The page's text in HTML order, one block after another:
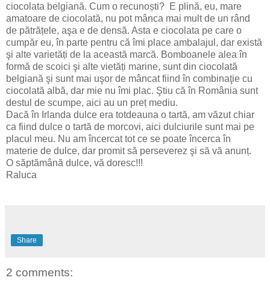
ciocolata belgiană. Cum o recunoști? E plină, eu, mare
amatoare de ciocolată, nu pot mânca mai mult de un rând
de pătrățele, aşa e de densă. Asta e ciocolata pe care o
cumpăr eu, în parte pentru că îmi place ambalajul, dar există
şi alte varietăți de la această marcă. Bomboanele alea în
formă de scoici şi alte vietăți marine, sunt din ciocolată
belgiană şi sunt mai uşor de mâncat fiind în combinaţie cu
ciocolată albă, dar mie nu îmi plac. Ştiu că în România sunt
destul de scumpe, aici au un preț mediu.
Dacă în Irlanda dulce era totdeauna o tartă, am văzut chiar
ca fiind dulce o tartă de morcovi, aici dulciurile sunt mai pe
placul meu. Nu am încercat tot ce se poate încerca în
materie de dulce, dar promit să perseverez şi să vă anunț.
O săptămână dulce, vă doresc!!!
Raluca
Share
2 comments: